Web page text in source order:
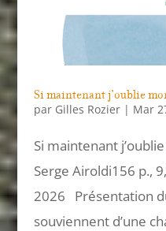
Si maintenant j’oublie
par Gilles Rozier| Mar
Si maintenant
Serge Airoldi156 p.,
2026 Présentation
souviennent d’une